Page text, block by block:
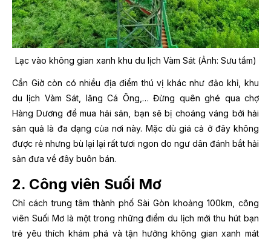
Lạc vào không gian xanh khu du lịch Vàm Sát (Ảnh: Sưu tầm)
Cần Giờ còn có nhiều địa điểm thú vị khác như đảo khỉ, khu
du lịch Vàm Sát, lăng Cá Ông,… Đừng quên ghé qua chợ
Hàng Dương để mua hải sản, bạn sẽ bị choáng váng bởi hải
sản quả là đa dạng của nơi này. Mặc dù giá cả ở đây không
được rẻ nhưng bù lại lại rất tươi ngon do ngư dân đánh bắt hải
sản đưa về đây buôn bán.
2. Công viên Suối Mơ
Chỉ cách trung tâm thành phố Sài Gòn khoảng 100km, công
viên Suối Mơ là một trong những điểm du lịch mới thu hút bạn
trẻ yêu thích khám phá và tận hưởng không gian xanh mát